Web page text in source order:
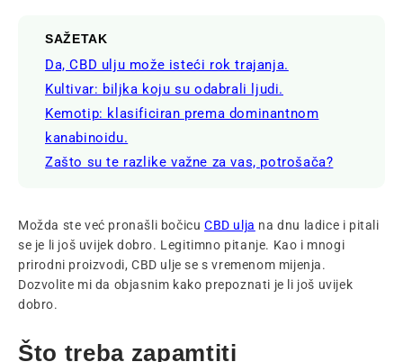
SAŽETAK
Da, CBD ulju može isteći rok trajanja.
Kultivar: biljka koju su odabrali ljudi.
Kemotip: klasificiran prema dominantnom
kanabinoidu.
Zašto su te razlike važne za vas, potrošača?
Možda ste već pronašli bočicu CBD ulja na dnu ladice i pitali
se je li još uvijek dobro. Legitimno pitanje. Kao i mnogi
prirodni proizvodi, CBD ulje se s vremenom mijenja.
Dozvolite mi da objasnim kako prepoznati je li još uvijek
dobro.
Što treba zapamtiti